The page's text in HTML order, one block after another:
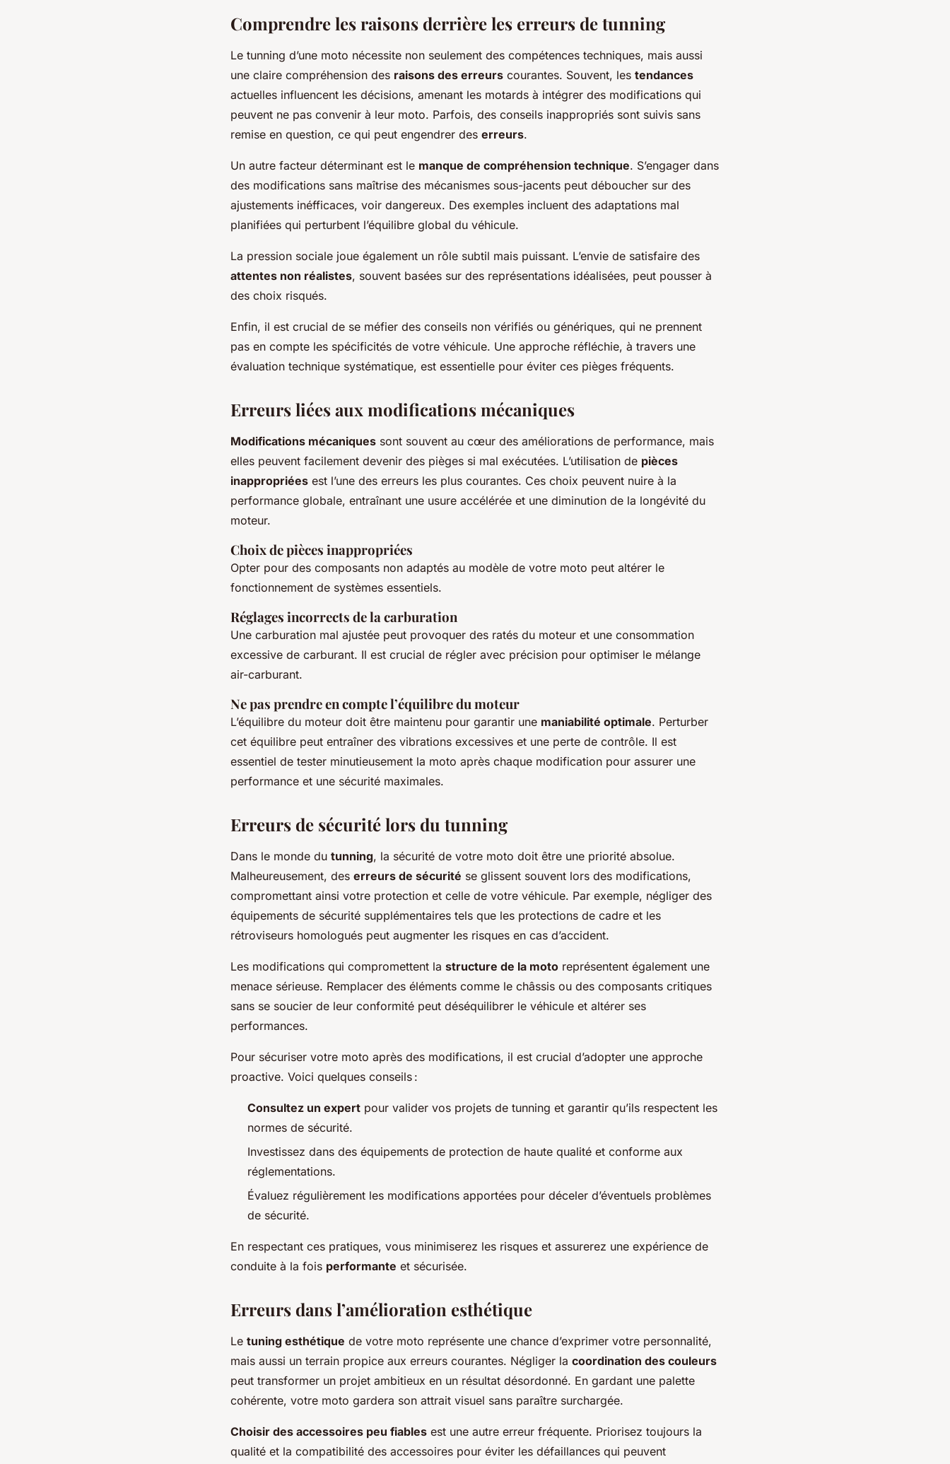
Comprendre les raisons derrière les erreurs de tunning
Le tunning d’une moto nécessite non seulement des compétences techniques, mais aussi
une claire compréhension des raisons des erreurs courantes. Souvent, les tendances
actuelles influencent les décisions, amenant les motards à intégrer des modifications qui
peuvent ne pas convenir à leur moto. Parfois, des conseils inappropriés sont suivis sans
remise en question, ce qui peut engendrer des erreurs.
Un autre facteur déterminant est le manque de compréhension technique. S’engager dans
des modifications sans maîtrise des mécanismes sous-jacents peut déboucher sur des
ajustements inéfficaces, voir dangereux. Des exemples incluent des adaptations mal
planifiées qui perturbent l’équilibre global du véhicule.
La pression sociale joue également un rôle subtil mais puissant. L’envie de satisfaire des
attentes non réalistes, souvent basées sur des représentations idéalisées, peut pousser à
des choix risqués.
Enfin, il est crucial de se méfier des conseils non vérifiés ou génériques, qui ne prennent
pas en compte les spécificités de votre véhicule. Une approche réfléchie, à travers une
évaluation technique systématique, est essentielle pour éviter ces pièges fréquents.
Erreurs liées aux modifications mécaniques
Modifications mécaniques sont souvent au cœur des améliorations de performance, mais
elles peuvent facilement devenir des pièges si mal exécutées. L’utilisation de pièces
inappropriées est l’une des erreurs les plus courantes. Ces choix peuvent nuire à la
performance globale, entraînant une usure accélérée et une diminution de la longévité du
moteur.
Choix de pièces inappropriées
Opter pour des composants non adaptés au modèle de votre moto peut altérer le
fonctionnement de systèmes essentiels.
Réglages incorrects de la carburation
Une carburation mal ajustée peut provoquer des ratés du moteur et une consommation
excessive de carburant. Il est crucial de régler avec précision pour optimiser le mélange
air-carburant.
Ne pas prendre en compte l’équilibre du moteur
L’équilibre du moteur doit être maintenu pour garantir une maniabilité optimale. Perturber
cet équilibre peut entraîner des vibrations excessives et une perte de contrôle. Il est
essentiel de tester minutieusement la moto après chaque modification pour assurer une
performance et une sécurité maximales.
Erreurs de sécurité lors du tunning
Dans le monde du tunning, la sécurité de votre moto doit être une priorité absolue.
Malheureusement, des erreurs de sécurité se glissent souvent lors des modifications,
compromettant ainsi votre protection et celle de votre véhicule. Par exemple, négliger des
équipements de sécurité supplémentaires tels que les protections de cadre et les
rétroviseurs homologués peut augmenter les risques en cas d’accident.
Les modifications qui compromettent la structure de la moto représentent également une
menace sérieuse. Remplacer des éléments comme le châssis ou des composants critiques
sans se soucier de leur conformité peut déséquilibrer le véhicule et altérer ses
performances.
Pour sécuriser votre moto après des modifications, il est crucial d’adopter une approche
proactive. Voici quelques conseils :
Consultez un expert pour valider vos projets de tunning et garantir qu’ils respectent les
normes de sécurité.
Investissez dans des équipements de protection de haute qualité et conforme aux
réglementations.
Évaluez régulièrement les modifications apportées pour déceler d’éventuels problèmes
de sécurité.
En respectant ces pratiques, vous minimiserez les risques et assurerez une expérience de
conduite à la fois performante et sécurisée.
Erreurs dans l’amélioration esthétique
Le tuning esthétique de votre moto représente une chance d’exprimer votre personnalité,
mais aussi un terrain propice aux erreurs courantes. Négliger la coordination des couleurs
peut transformer un projet ambitieux en un résultat désordonné. En gardant une palette
cohérente, votre moto gardera son attrait visuel sans paraître surchargée.
Choisir des accessoires peu fiables est une autre erreur fréquente. Priorisez toujours la
qualité et la compatibilité des accessoires pour éviter les défaillances qui peuvent